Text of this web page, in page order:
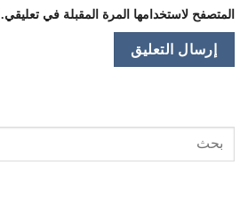
المتصفح لاستخدامها المرة المقبلة في تعليقي.